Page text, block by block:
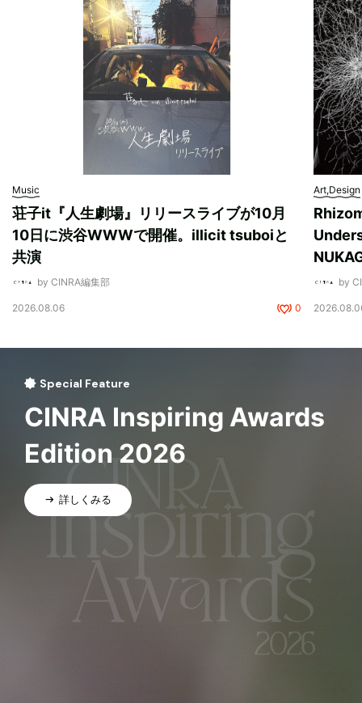
Music
荘子it『人生劇場』リリースライブが10月
10日に渋谷WWWで開催。illicit tsuboiと
共演
by CINRA編集部
2026.08.06 0
Art,Design
by
Special Feature
CINRA Inspiring Awards
Edition 2026
詳しくみる